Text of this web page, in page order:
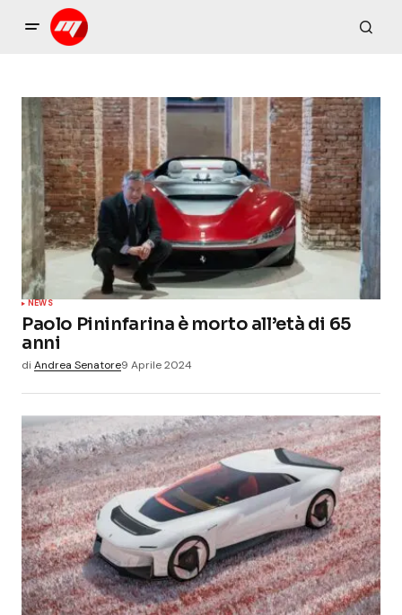
NEWS
Paolo Pininfarina è morto all’età di 65
anni
di Andrea Senatore9 Aprile 2024